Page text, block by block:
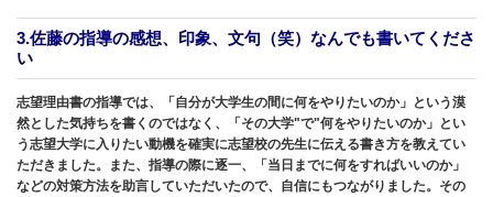
3.佐藤の指導の感想、印象、文句（笑）なんでも書いてくださ
い
志望理由書の指導では、「自分が大学生の間に何をやりたいのか」という漠
然とした気持ちを書くのではなく、「その大学"で"何をやりたいのか」とい
う志望大学に入りたい動機を確実に志望校の先生に伝える書き方を教えてい
ただきました。また、指導の際に逐一、「当日までに何をすればいいのか」
などの対策方法を助言していただいたので、自信にもつながりました。その